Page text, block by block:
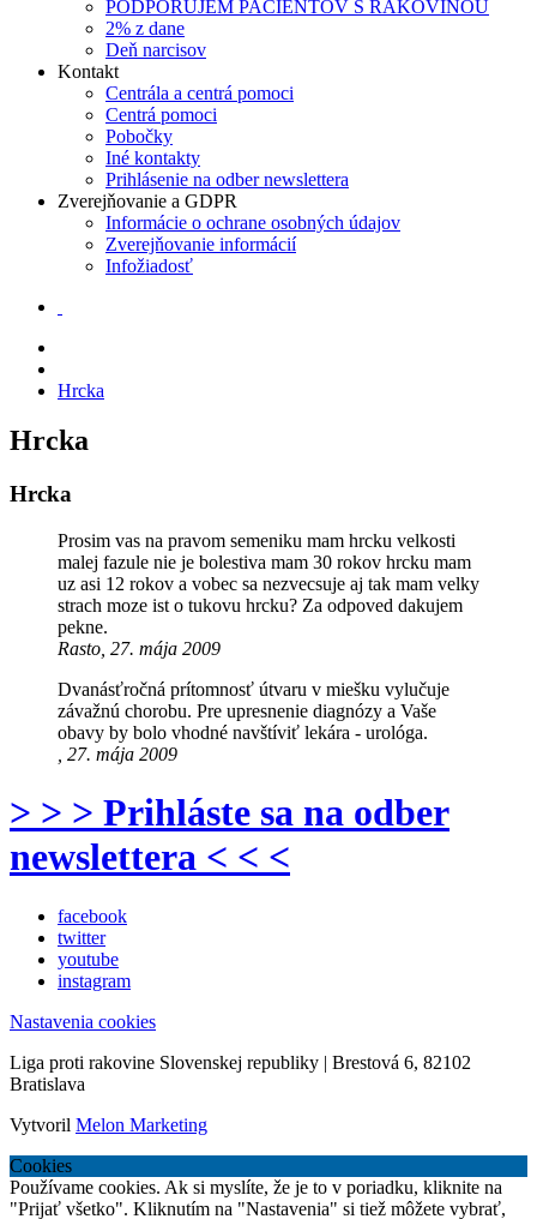
PODPORUJEM PACIENTOV S RAKOVINOU
2% z dane
Deň narcisov
Kontakt
Centrála a centrá pomoci
Centrá pomoci
Pobočky
Iné kontakty
Prihlásenie na odber newslettera
Zverejňovanie a GDPR
Informácie o ochrane osobných údajov
Zverejňovanie informácií
Infožiadosť
Hrcka
Hrcka
Hrcka
Prosim vas na pravom semeniku mam hrcku velkosti
malej fazule nie je bolestiva mam 30 rokov hrcku mam
uz asi 12 rokov a vobec sa nezvecsuje aj tak mam velky
strach moze ist o tukovu hrcku? Za odpoved dakujem
pekne.
Rasto, 27. mája 2009
Dvanásťročná prítomnosť útvaru v miešku vylučuje
závažnú chorobu. Pre upresnenie diagnózy a Vaše
obavy by bolo vhodné navštíviť lekára - urológa.
, 27. mája 2009
> > > Prihláste sa na odber
newslettera < < <
facebook
twitter
youtube
instagram
Nastavenia cookies
Liga proti rakovine Slovenskej republiky | Brestová 6, 82102
Bratislava
Vytvoril Melon Marketing
Cookies
Používame cookies. Ak si myslíte, že je to v poriadku, kliknite na
"Prijať všetko". Kliknutím na "Nastavenia" si tiež môžete vybrať,